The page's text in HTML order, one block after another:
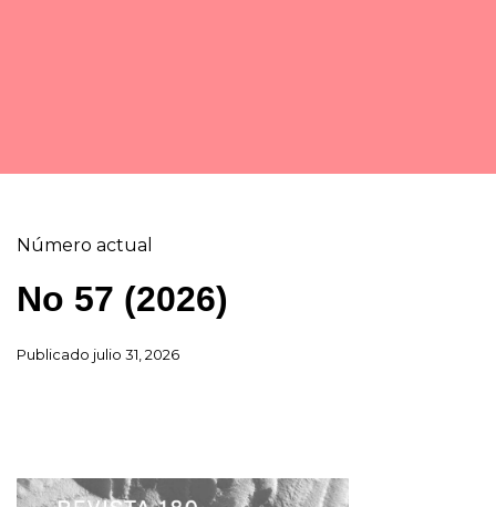
Número actual
No 57 (2026)
Publicado julio 31, 2026